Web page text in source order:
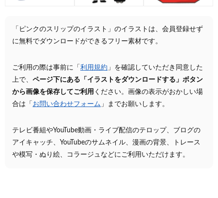
「ピンクのスリップのイラスト」のイラストは、会員登録せず
に無料でダウンロードができるフリー素材です。
ご利用の際は事前に「 利用規約 」を確認していただき同意した
上で、 ページ下にある「イラストをダウンロードする」ボタン
から画像を保存してご利用 ください。画像の表示がおかしい場
合は「 お問い合わせフォーム 」までお願いします。
テレビ番組やYouTube動画・ライブ配信のテロップ、ブログの
アイキャッチ、YouTubeのサムネイル、漫画の背景、トレース
や模写・ぬり絵、コラージュなどにご利用いただけます。